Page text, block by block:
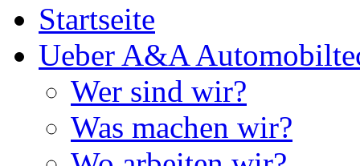
Startseite
Ueber A&A
Wer sind wir?
Was machen wir?